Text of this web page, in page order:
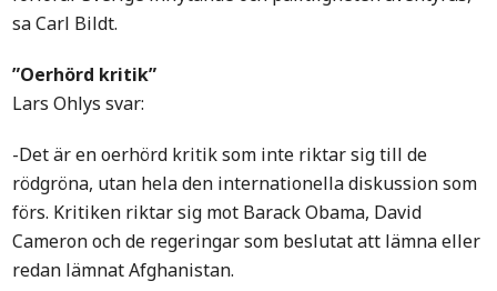
sa Carl Bildt.
”Oerhörd kritik”
Lars Ohlys svar:
-Det är en oerhörd kritik som inte riktar sig till de
rödgröna, utan hela den internationella diskussion som
förs. Kritiken riktar sig mot Barack Obama, David
Cameron och de regeringar som beslutat att lämna eller
redan lämnat Afghanistan.